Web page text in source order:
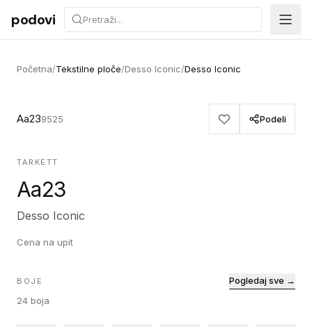
Preskoči na sadržaj
podovi
Početna/Tekstilne ploče/Desso Iconic/Desso Iconic
Aa239525 Podeli
TARKETT
Aa23
Desso Iconic
Cena na upit
BOJE
24 boja
Pogledaj sve →